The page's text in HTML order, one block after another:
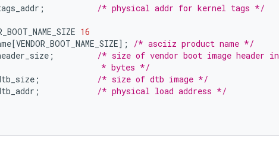
; /* physical addr for kernel tags */
16
[VENDOR_BOOT_NAME_SIZE] ;
/* asciiz product name */
;
/* size of vendor boot image header in
* bytes */
;
/* size of dtb image */
; /* physical load address */